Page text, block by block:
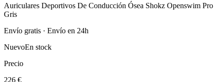
Auriculares Deportivos De Conducción Ósea Shokz Openswim Pro
Gris
Envío gratis · Envío en 24h
NuevoEn stock
Precio
226 €